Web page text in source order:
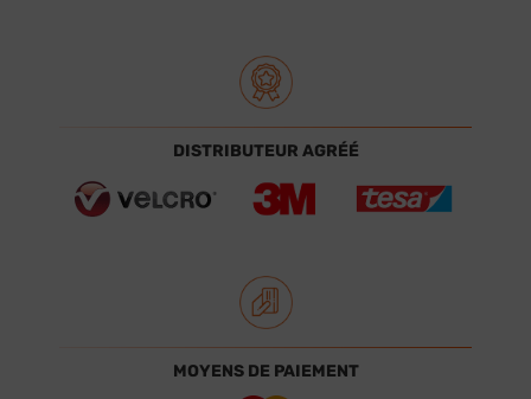
DISTRIBUTEUR AGRÉÉ
MOYENS DE PAIEMENT